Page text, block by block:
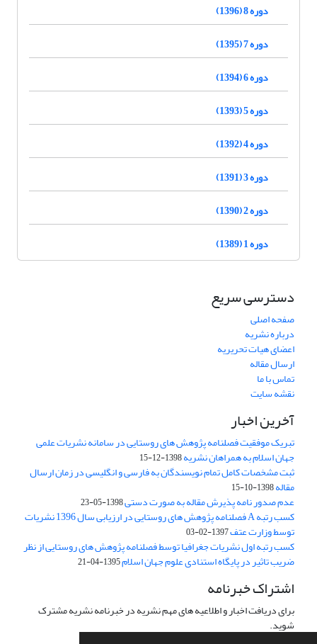
دوره 8 (1396)
دوره 7 (1395)
دوره 6 (1394)
دوره 5 (1393)
دوره 4 (1392)
دوره 3 (1391)
دوره 2 (1390)
دوره 1 (1389)
دسترسی سریع
صفحه اصلی
درباره نشریه
اعضای هیات تحریریه
ارسال مقاله
تماس با ما
نقشه سایت
آخرین اخبار
تبریک موفقیت فصلنامه پژوهش های روستایی در سامانه نشریات علمی
جهان اسلام به همراهان نشریه1398-12-15
ثبت مشخصات کامل تمام نویسندگان به فارسی و انگلیسی در زمان ارسال
مقاله1398-10-15
عدم صدور نامه پذیرش مقاله به صورت دستی1398-05-23
کسب رتبه A فصلنامه پژوهش های روستایی در ارزیابی سال 1396 نشریات
توسط وزارت عتف1397-02-03
کسب رتبه اول نشریات جغرافیا توسط فصلنامه پژوهش های روستایی از نظر
ضریب تاثیر در پایگاه استنادی علوم جهان اسلام1395-04-21
اشتراک خبرنامه
برای دریافت اخبار و اطلاعیه های مهم نشریه در خبرنامه نشریه مشترک
شوید.